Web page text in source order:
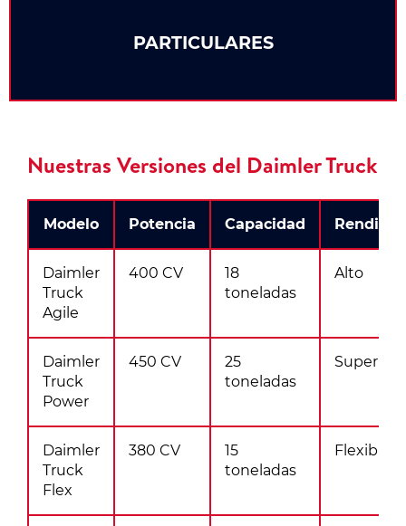
PARTICULARES
Nuestras Versiones del Daimler Truck
Modelo Potencia Capacidad
Daimler
Truck
Agile
400 CV
18
toneladas
Alto
Daimler
Truck
Power
450 CV
25
toneladas
Superior
Daimler
Truck
Flex
380 CV
15
toneladas
Flexible